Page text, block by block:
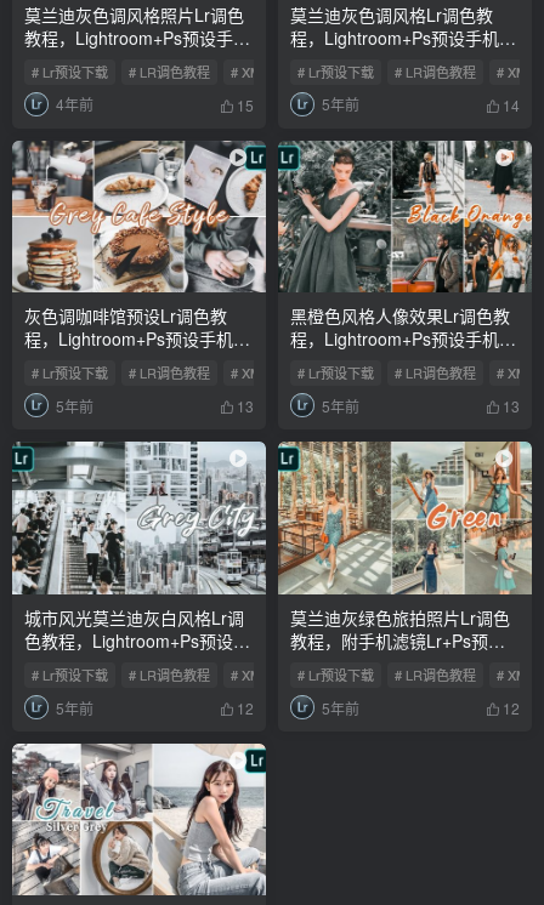
莫兰迪灰色调风格照片Lr调色
教程，Lightroom+Ps预设手机
滤镜下载！
# Lr预设下载 # LR调色教程 # XMP预设
4年前 15
莫兰迪灰色调风格Lr调色教
程，Lightroom+Ps预设手机滤
镜下载！
# Lr预设下载 # LR调色教程 # XMP
5年前 14
灰色调咖啡馆预设Lr调色教
程，Lightroom+Ps预设手机滤
镜下载！
# Lr预设下载 # LR调色教程 # XMP预设
5年前 13
黑橙色风格人像效果Lr调色教
程，Lightroom+Ps预设手机滤
镜下载！
# Lr预设下载 # LR调色教程 # XMP
5年前 13
城市风光莫兰迪灰白风格Lr调
色教程，Lightroom+Ps预设手
机滤镜下载！
# Lr预设下载 # LR调色教程 # XMP预设
5年前 12
莫兰迪灰绿色旅拍照片Lr调色
教程，附手机滤镜Lr+Ps预设
下载！
# Lr预设下载 # LR调色教程 # XMP
5年前 12